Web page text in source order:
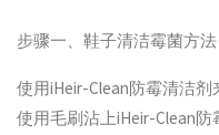
步骤一、鞋子清洁霉菌方法
使用iHeir-Clean防霉清洁
使用毛刷沾上iHeir-Clean